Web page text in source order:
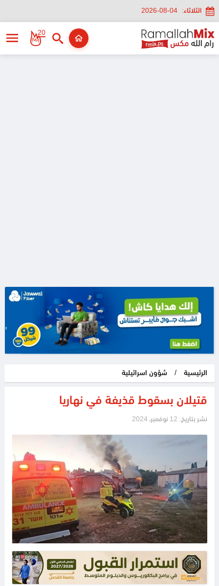
الثلاثاء: 2026-08-04
20
الرئيسية / شؤون اسرائيلية
قتيلان بسقوط قذيفة في نهاريا
نشر بتاريخ: 12 نوفمبر، 2024